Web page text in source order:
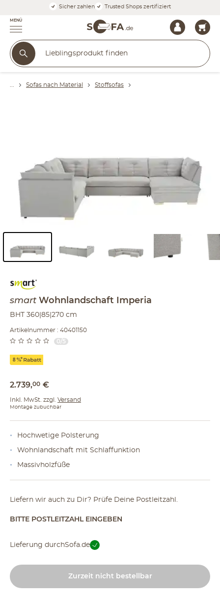
Sicher zahlen Trusted Shops zertifiziert
MENÜ
Sofas nach Material Stoffsofas
smart Wohnlandschaft Imperia
BHT 360|85|270 cm
Artikelnummer : 40401150
0/5
2.739,00 €
Inkl. MwSt. zzgl. Versand
Montage zubuchbar
Hochwetige Polsterung
Wohnlandschaft mit Schlaffunktion
Massivholzfüße
Liefern wir auch zu Dir? Prüfe Deine Postleitzahl.
BITTE POSTLEITZAHL EINGEBEN
Lieferung durchSofa.de
Zurzeit nicht bestellbar